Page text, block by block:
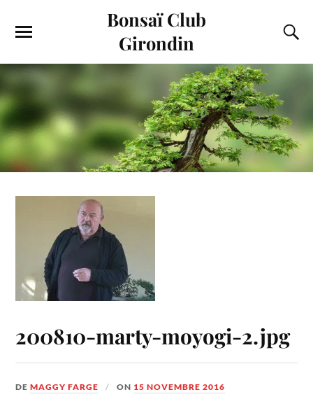
Bonsaï Club
Girondin
200810-marty-moyogi-2.jpg
DEMAGGY FARGE ON 15 NOVEMBRE 2016